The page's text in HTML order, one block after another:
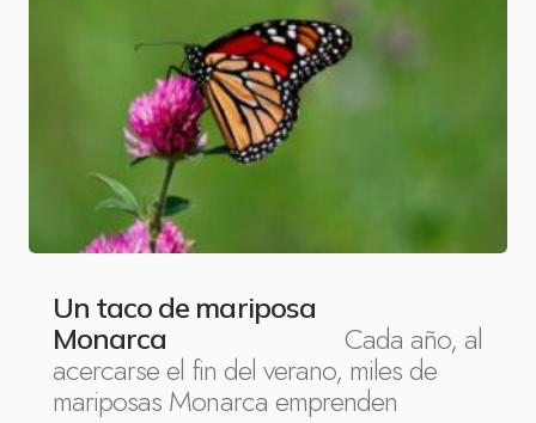
Un taco de mariposa
Monarca
Cada año, al
acercarse el fin del verano, miles de
mariposas Monarca emprenden